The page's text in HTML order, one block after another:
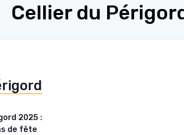
Cellier du
2025 :
de fête